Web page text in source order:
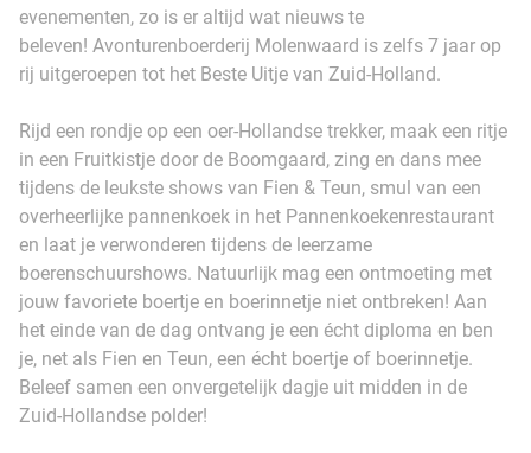
evenementen, zo is er altijd wat nieuws te
beleven! Avonturenboerderij Molenwaard is zelfs 7 jaar op
rij uitgeroepen tot het Beste Uitje van Zuid-Holland.
Rijd een rondje op een oer-Hollandse trekker, maak een ritje
in een Fruitkistje door de Boomgaard, zing en dans mee
tijdens de leukste shows van Fien & Teun, smul van een
overheerlijke pannenkoek in het Pannenkoekenrestaurant
en laat je verwonderen tijdens de leerzame
boerenschuurshows. Natuurlijk mag een ontmoeting met
jouw favoriete boertje en boerinnetje niet ontbreken! Aan
het einde van de dag ontvang je een écht diploma en ben
je, net als Fien en Teun, een écht boertje of boerinnetje.
Beleef samen een onvergetelijk dagje uit midden in de
Zuid-Hollandse polder!